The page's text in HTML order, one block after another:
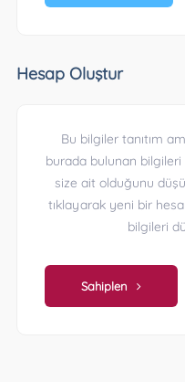
Hesap Oluştur
Bu bilgiler tanıtım
burada bulunan
size ait olduğunu
tıklayarak yeni bir
bilgileri
Sahiplen